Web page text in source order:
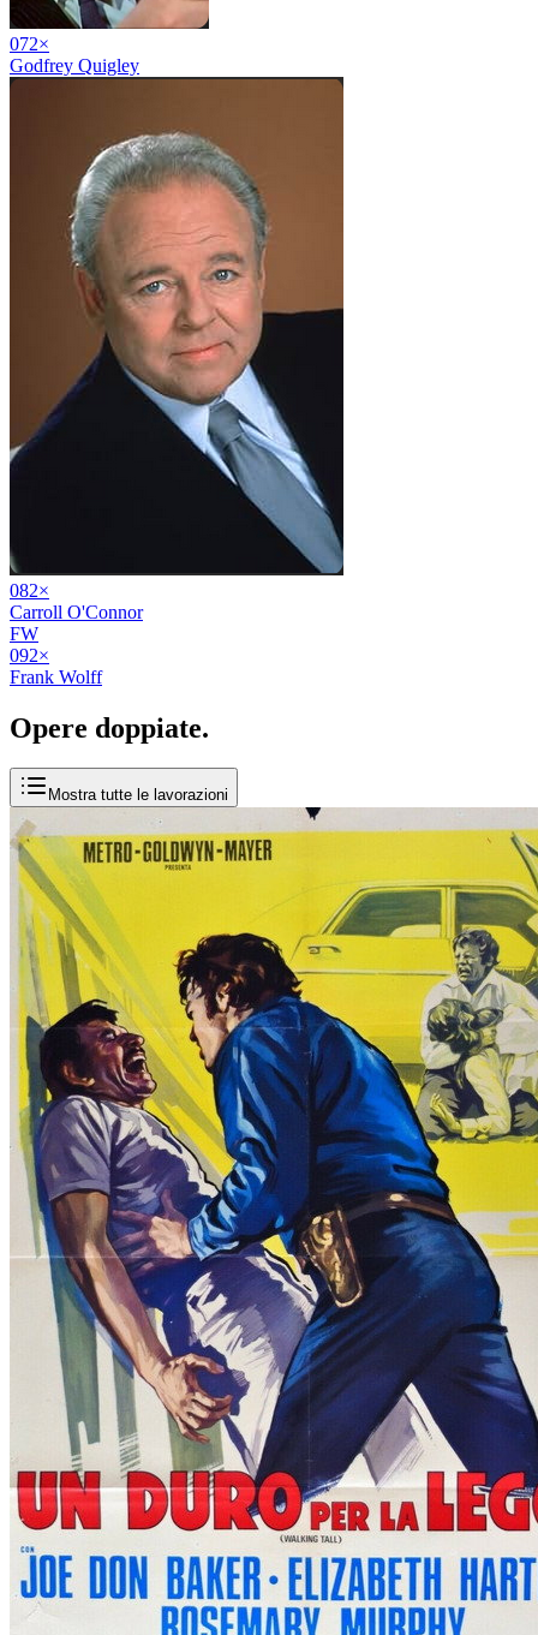
072×
Godfrey Quigley
082×
Carroll O'Connor
FW
092×
Frank Wolff
Opere doppiate.
Mostra tutte le lavorazioni